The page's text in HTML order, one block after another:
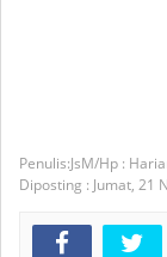
JsM/Hp :
Diposting : Jumat, 21